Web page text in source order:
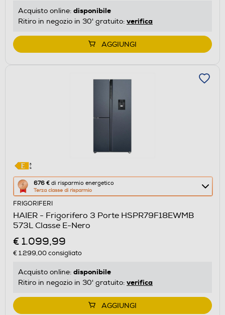
energetico
di
Acquisto online: disponibile
Ritiro in negozio in 30' gratuito: verifica
AGGIUNGI
676 € di risparmio energetico
Terza classe di risparmio
Questa
azione
aprirà
il
Calcolatore
di
risparmio
energetico
di
FRIGORIFERI
HAIER - Frigorifero 3 Porte HSPR79F18EWMB
573L Classe E-Nero
€ 1.099,99
€ 1.299,00consigliato
Acquisto online: disponibile
Ritiro in negozio in 30' gratuito: verifica
AGGIUNGI